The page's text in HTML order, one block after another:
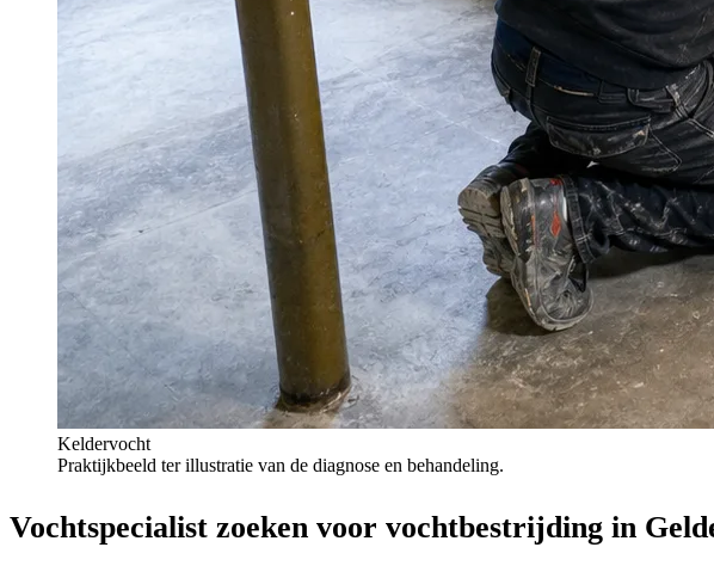
Keldervocht
Praktijkbeeld ter illustratie van de diagnose en behandeling.
Vochtspecialist zoeken voor vochtbestrijding in